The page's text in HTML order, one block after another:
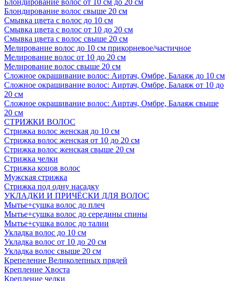
Блондирование волос от 10 см до 20 см
Блондирование волос свыше 20 см
Смывка цвета с волос до 10 см
Смывка цвета с волос от 10 до 20 см
Смывка цвета с волос свыше 20 см
Мелирование волос до 10 см прикорневое/частичное
Мелирование волос от 10 до 20 см
Мелирование волос свыше 20 см
Сложное окрашивание волос: Аиртач, Омбре, Балаяж до 10 см
Сложное окрашивание волос: Аиртач, Омбре, Балаяж от 10 до
20 см
Сложное окрашивание волос: Аиртач, Омбре, Балаяж свыше
20 см
СТРИЖКИ ВОЛОС
Стрижка волос женская до 10 см
Стрижка волос женская от 10 до 20 см
Стрижка волос женская свыше 20 см
Стрижка челки
Стрижка коцов волос
Мужская стрижка
Стрижка под одну насадку
УКЛАДКИ И ПРИЧЁСКИ ДЛЯ ВОЛОС
Мытье+сушка волос до плеч
Мытье+сушка волос до середины спины
Мытье+сушка волос до талии
Укладка волос до 10 см
Укладка волос от 10 до 20 см
Укладка волос свыше 20 см
Крепеление Великолепных прядей
Крепление Хвоста
Крепление челки